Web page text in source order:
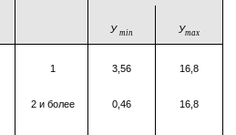
У min Уmax
1 3,56 16,8
2 и более 0,46 16,8